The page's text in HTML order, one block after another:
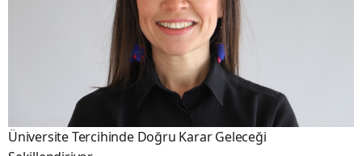
Üniversite Tercihinde Doğru Karar Geleceği